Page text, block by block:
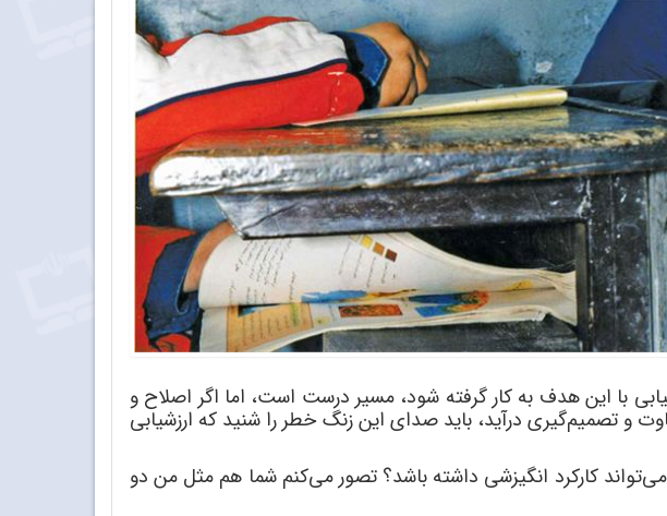
با این هدف به کار گرفته شود، مسیر درست است، اما اگر اصلاح و
و تصمیمگیری درآید، باید صدای این زنگ خطر را شنید که ارزشیابی
میتواند کارکرد انگیزشی داشته باشد؟ تصور میکنم شما هم مثل من دو